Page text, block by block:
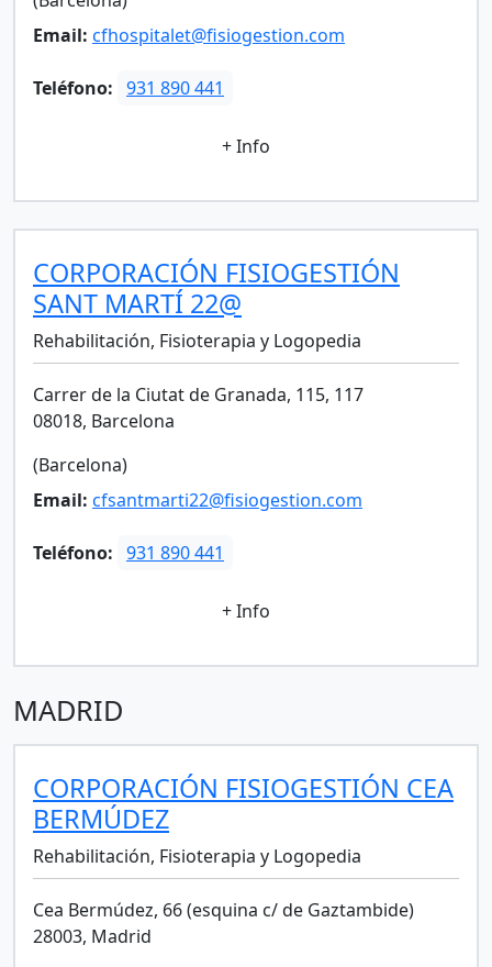
Email: cfhospitalet@fisiogestion.com
Teléfono: 931 890 441
+ Info
CORPORACIÓN FISIOGESTIÓN
SANT MARTÍ 22@
Rehabilitación, Fisioterapia y Logopedia
Carrer de la Ciutat de Granada, 115, 117
08018, Barcelona
(Barcelona)
Email: cfsantmarti22@fisiogestion.com
Teléfono: 931 890 441
+ Info
MADRID
CORPORACIÓN FISIOGESTIÓN CEA
BERMÚDEZ
Rehabilitación, Fisioterapia y Logopedia
Cea Bermúdez, 66 (esquina c/ de Gaztambide)
28003, Madrid